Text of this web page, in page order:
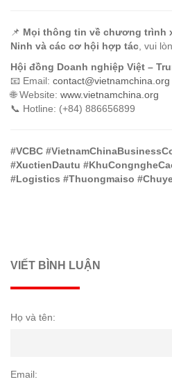
📌 Mọi thông tin về chương trình
Ninh và các cơ hội hợp tác , vui
Hội đồng Doanh nghiệp Việt –
📧 Email: contact@vietnamchina.org
🌐 Website: www.vietnamchina.org
📞 Hotline: (+84) 886656899
#VCBC
#XuctienDautu
#Logistics #Thuongmaiso
VIẾT BÌNH LUẬN
Họ và tên:
Email: